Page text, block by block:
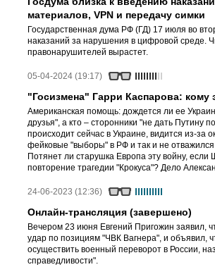
материалов, VPN и передачу симки
Государственная дума РФ (ГД) 17 июля во
наказаний за нарушения в цифровой среде.
правонарушителей вырастет.
05-04-2024 (19:17)
"Госизмена" Гарри Каспарова: кому
Американская помощь: дождется ли ее
друзья", а кто – сторонники "не дать Путину
происходит сейчас в Украине, видится из-за
фейковые "выборы" в РФ и так и не
Потянет ли старушка Европа эту войну,
повторение трагедии "Крокуса"? Дело
24-06-2023 (12:36)
Онлайн-трансляция (завершено)
Вечером 23 июня Евгений Пригожин заявил,
удар по позициям "ЧВК Вагнера", и объявил,
осуществить военный переворот в России,
справедливости".